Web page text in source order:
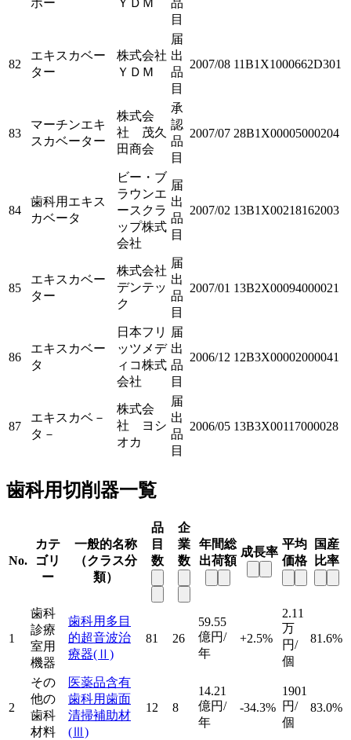
目
82
エキスカベー
ター
株式会社
ＹＤＭ
届
出
品
目
2007/08 11B1X1000662D301
83
マーチンエキ
スカベーター
株式会
社 茂久
田商会
承
認
品
目
2007/07 28B1X00005000204
84
歯科用エキス
カベータ
ビー・ブ
ラウンエ
ースクラ
ップ株式
会社
届
出
品
目
2007/02 13B1X00218162003
85
エキスカベー
ター
株式会社
デンテッ
ク
届
出
品
目
2007/01 13B2X00094000021
86
エキスカベー
タ
日本フリ
ッツメデ
ィコ株式
会社
届
出
品
目
2006/12 12B3X00002000041
87
エキスカベ－
タ－
株式会
社 ヨシ
オカ
届
出
品
目
2006/05 13B3X00117000028
歯科用切削器一覧
No.
カテ
ゴリ
ー
一般的名称
（クラス分
類）
品
目
数
企
業
数
年間総
出荷額
成長率
平均
価格
国産
比率
1
歯科
診療
室用
機器
歯科用多目
的超音波治
療器(Ⅱ)
81 26
59.55
億円/
年
+2.5%
2.11
万
円/
個
81.6%
2
その
他の
歯科
材料
医薬品含有
歯科用歯面
清掃補助材
(Ⅲ)
12 8
14.21
億円/
年
-34.3%
1901
円/
個
83.0%